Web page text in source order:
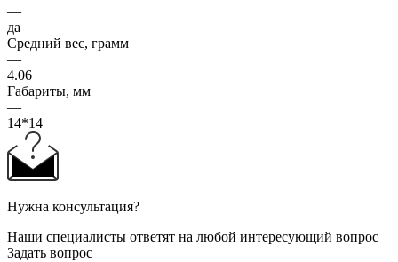
—
да
Средний вес, грамм
—
4.06
Габариты, мм
—
14*14
Нужна консультация?
Наши специалисты ответят на любой интересующий вопрос
Задать вопрос